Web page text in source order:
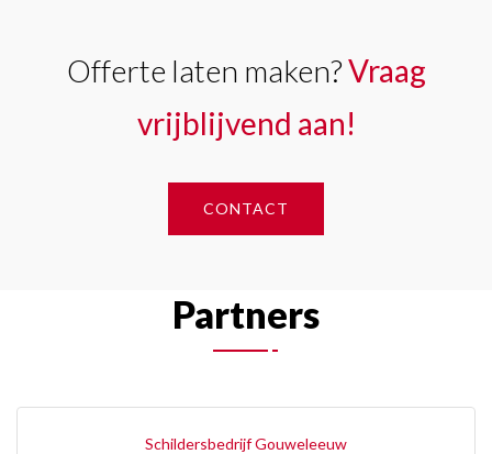
Offerte laten maken?Vraag
vrijblijvend aan!
CONTACT
Partners
Schildersbedrijf Gouweleeuw